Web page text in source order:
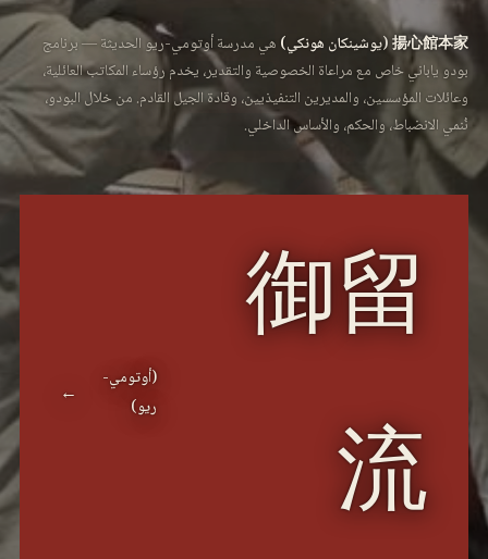
揚心館本家 (يوشينكان هونكي)
هي مدرسة أوتومي-ريو الحديثة ― برنامج
بودو ياباني خاص مع مراعاة الخصوصية والتقدير، يخدم رؤساء المكاتب العائلية،
وعائلات المؤسسين، والمديرين التنفيذيين، وقادة الجيل القادم. من خلال البودو،
نُنمي الانضباط، والحكم، والأساس الداخلي.
御留
流
(أوتومي-
ريو)
←